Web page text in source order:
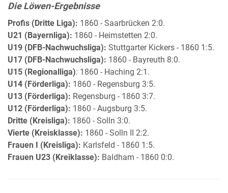
Die Löwen-Ergebnisse
Profis (Dritte Liga): 1860 - Saarbrücken 2:0.
U21 (Bayernliga): 1860 - Heimstetten 2:0.
U19 (DFB-Nachwuchsliga): Stuttgarter Kickers - 1860 1:5.
U17 (DFB-Nachwuchsliga): 1860 - Bayreuth 8:0.
U15 (Regionalliga): 1860 - Haching 2:1.
U14 (Förderliga): 1860 - Regensburg 3:5.
U13 (Förderliga): Regensburg - 1860 3:7.
U12 (Förderliga): 1860 - Augsburg 3:5.
Dritte (Kreisliga): 1860 - Solln 3:0.
Vierte (Kreisklasse): 1860 - Solln II 2:2.
Frauen I (Kreisliga): Karlsfeld - 1860 1:5.
Frauen U23 (Kreiklasse): Baldham - 1860 0:0.